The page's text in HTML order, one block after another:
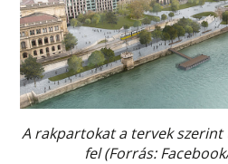
A rakpartokat a tervek
fel (Forrás: